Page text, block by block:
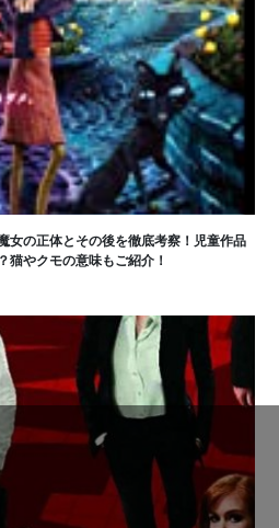
女の正体とその後を徹底考察！児童作品
猫やクモの意味もご紹介！